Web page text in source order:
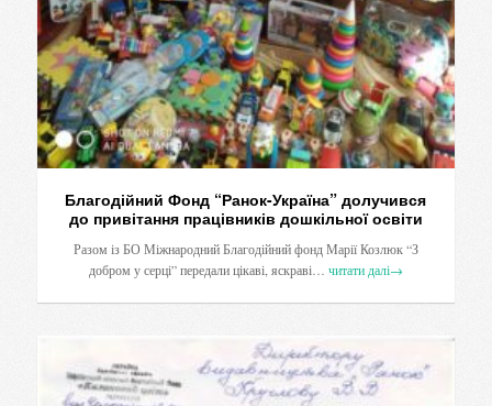
Благодійний Фонд “Ранок-Україна” долучився
до привітання працівників дошкільної освіти
Разом із БО Міжнародний Благодійний фонд Марії Козлюк “З
добром у серці” передали цікаві, яскраві…
читати далі→